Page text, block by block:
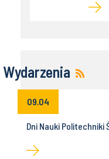
Wydarzenia
09.04
Dni Nauki Politechniki